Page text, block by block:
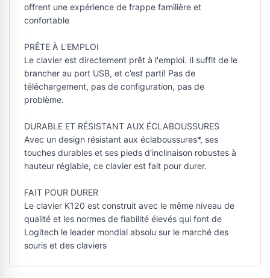
offrent une expérience de frappe familière et
confortable
PRÊTE À L'EMPLOI
Le clavier est directement prêt à l'emploi. Il suffit de le
brancher au port USB, et c’est parti! Pas de
téléchargement, pas de configuration, pas de
problème.
DURABLE ET RÉSISTANT AUX ÉCLABOUSSURES
Avec un design résistant aux éclaboussures*, ses
touches durables et ses pieds d'inclinaison robustes à
hauteur réglable, ce clavier est fait pour durer.
FAIT POUR DURER
Le clavier K120 est construit avec le même niveau de
qualité et les normes de fiabilité élevés qui font de
Logitech le leader mondial absolu sur le marché des
souris et des claviers